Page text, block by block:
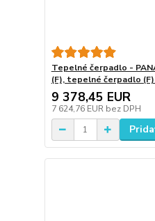
Tepelné čerpadlo -
(F), tepelné čerpadlo (F)
9 378,45 EUR
7 624,76 EUR bez DPH